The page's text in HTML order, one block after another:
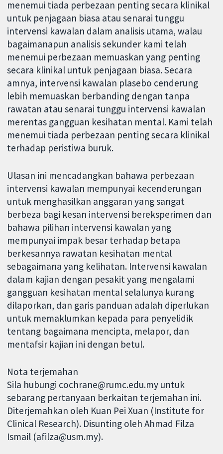
menemui tiada perbezaan penting secara klinikal
untuk penjagaan biasa atau senarai tunggu
intervensi kawalan dalam analisis utama, walau
bagaimanapun analisis sekunder kami telah
menemui perbezaan memuaskan yang penting
secara klinikal untuk penjagaan biasa. Secara
amnya, intervensi kawalan plasebo cenderung
lebih memuaskan berbanding dengan tanpa
rawatan atau senarai tunggu intervensi kawalan
merentas gangguan kesihatan mental. Kami telah
menemui tiada perbezaan penting secara klinikal
terhadap peristiwa buruk.
Ulasan ini mencadangkan bahawa perbezaan
intervensi kawalan mempunyai kecenderungan
untuk menghasilkan anggaran yang sangat
berbeza bagi kesan intervensi bereksperimen dan
bahawa pilihan intervensi kawalan yang
mempunyai impak besar terhadap betapa
berkesannya rawatan kesihatan mental
sebagaimana yang kelihatan. Intervensi kawalan
dalam kajian dengan pesakit yang mengalami
gangguan kesihatan mental selalunya kurang
dilaporkan, dan garis panduan adalah diperlukan
untuk memaklumkan kepada para penyelidik
tentang bagaimana mencipta, melapor, dan
mentafsir kajian ini dengan betul.
Nota terjemahan
Sila hubungi cochrane@rumc.edu.my untuk
sebarang pertanyaan berkaitan terjemahan ini.
Diterjemahkan oleh Kuan Pei Xuan (Institute for
Clinical Research). Disunting oleh Ahmad Filza
Ismail (afilza@usm.my).